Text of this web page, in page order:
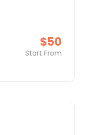
$50
Start From